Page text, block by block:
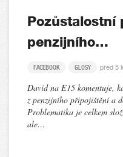
Pozůstalostní
penzijního…
FACEBOOK GLOSY před 5
David na E15 komentuje,
z penzijního připojištění a
Problematika je celkem
ale…